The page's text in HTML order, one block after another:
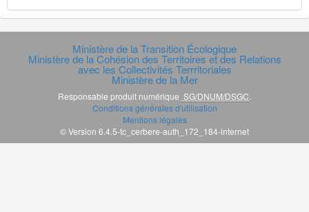
Ministère de la Transition Écologique
Ministère de la Cohésion des Territoires et des Relations
avec les Collectivités Terrritoriales
Ministère de la Mer
Responsable produit numérique SG/DNUM/DSGC
Conditions générales d'utilisation
Mentions légales
© Version 6.4.5-tc_cerbere-auth_172_184-internet